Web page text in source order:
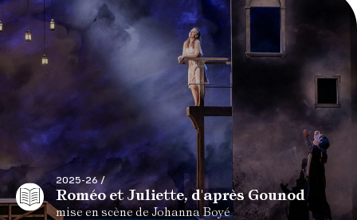
2025-26 /
Roméo et Juliette, d'après Gounod
mise en scène de Johanna Boyé